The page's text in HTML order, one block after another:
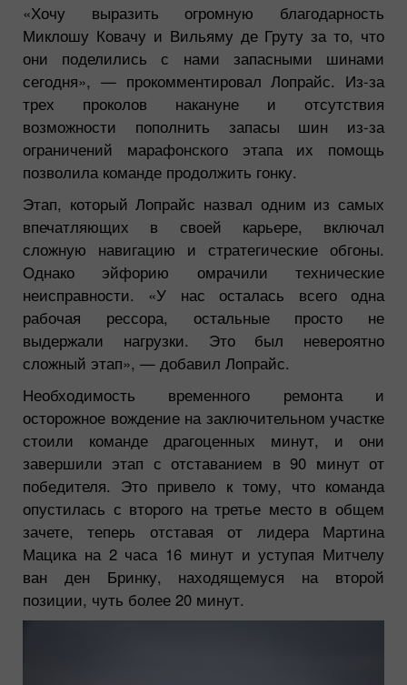
«Хочу выразить огромную благодарность
Миклошу Ковачу и Вильяму де Груту за то, что
они поделились с нами запасными шинами
сегодня», — прокомментировал Лопрайс. Из-за
трех проколов накануне и отсутствия
возможности пополнить запасы шин из-за
ограничений марафонского этапа их помощь
позволила команде продолжить гонку.
Этап, который Лопрайс назвал одним из самых
впечатляющих в своей карьере, включал
сложную навигацию и стратегические обгоны.
Однако эйфорию омрачили технические
неисправности. «У нас осталась всего одна
рабочая рессора, остальные просто не
выдержали нагрузки. Это был невероятно
сложный этап», — добавил Лопрайс.
Необходимость временного ремонта и
осторожное вождение на заключительном участке
стоили команде драгоценных минут, и они
завершили этап с отставанием в 90 минут от
победителя. Это привело к тому, что команда
опустилась с второго на третье место в общем
зачете, теперь отставая от лидера Мартина
Мацика на 2 часа 16 минут и уступая Митчелу
ван ден Бринку, находящемуся на второй
позиции, чуть более 20 минут.